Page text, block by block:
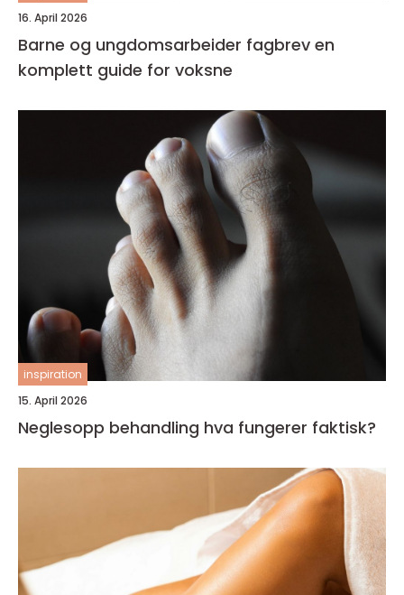
16. April 2026
Barne og ungdomsarbeider fagbrev en
komplett guide for voksne
inspiration
15. April 2026
Neglesopp behandling hva fungerer faktisk?